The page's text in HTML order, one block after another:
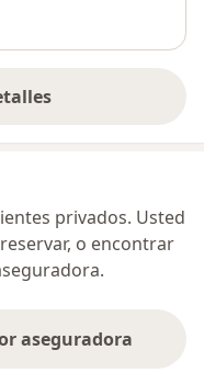
la dirección
privados. Usted
o encontrar
aseguradora